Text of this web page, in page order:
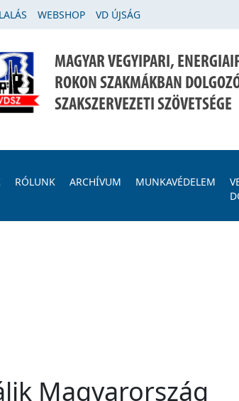
WEBSHOP VD ÚJSÁG
MAGYAR VEGYIPARI,
ROKON SZAKMÁKBAN
SZAKSZERVEZETI SZÖVETSÉGE
RÓLUNK ARCHÍVUM MUNKAVÉDELEM
Magyarország